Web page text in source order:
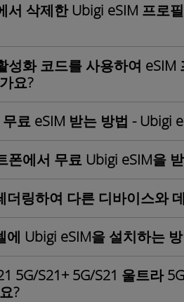
삭제한 Ubigi eSIM 프로
성화 코드를 사용하여 eSIM
요?
료 eSIM 받는 방법 - Ubigi
에서 무료 Ubigi eSIM을
더링하여 다른 디바이스와
에 Ubigi eSIM을 설치하는
5G/S21+ 5G/S21 울트라
?